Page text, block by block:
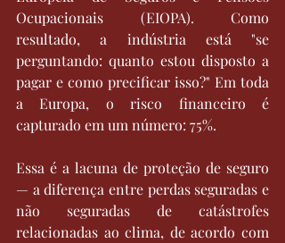
Ocupacionais (EIOPA). Como
resultado, a indústria está "se
perguntando: quanto estou disposto a
pagar e como precificar isso?" Em toda
a Europa, o risco financeiro é
capturado em um número: 75%.
Essa é a lacuna de proteção de seguro
— a diferença entre perdas seguradas e
não seguradas de catástrofes
relacionadas ao clima, de acordo com